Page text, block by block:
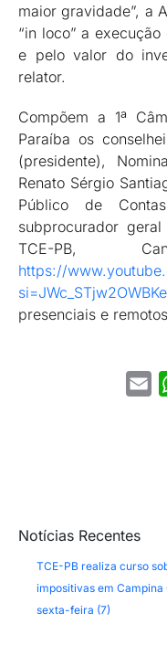
maior gravidade”, a
“in loco” a
e pelo valor do
relator.
Compõem a 1ª
Paraíba os
(presidente),
Renato Sérgio
Público de
subprocurador
TCE-PB,
https://
presenciais e
Notícias Recentes
TCE-PB realiza curso
impositivas em Campina
sexta-feira (7)